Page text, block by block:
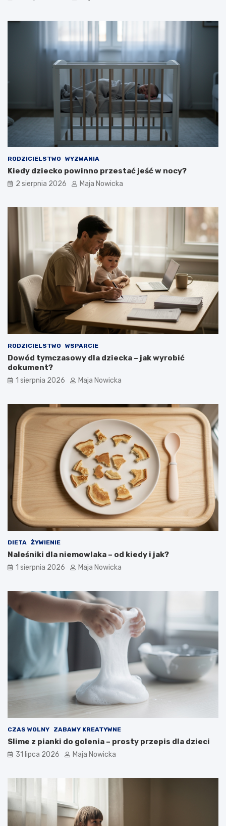
RODZICIELSTWO WYZWANIA
Kiedy dziecko powinno przestać jeść w nocy?
2 sierpnia 2026 Maja Nowicka
RODZICIELSTWO WSPARCIE
Dowód tymczasowy dla dziecka – jak wyrobić
dokument?
1 sierpnia 2026 Maja Nowicka
DIETA ŻYWIENIE
Naleśniki dla niemowlaka – od kiedy i jak?
1 sierpnia 2026 Maja Nowicka
CZAS WOLNY ZABAWY KREATYWNE
Slime z pianki do golenia – prosty przepis dla dzieci
31 lipca 2026 Maja Nowicka